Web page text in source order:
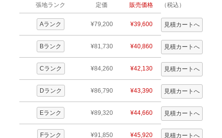
張地ランク 定価 販売価格 （税込）
Aランク ¥79,200 ¥39,600
Bランク ¥81,730 ¥40,860
Cランク ¥84,260 ¥42,130
Dランク ¥86,790 ¥43,390
Eランク ¥89,320 ¥44,660
Fランク ¥91,850 ¥45,920